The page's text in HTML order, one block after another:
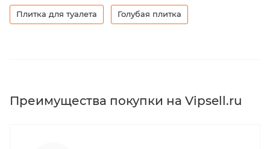
Плитка для туалета Голубая плитка
Преимущества покупки на Vipsell.ru